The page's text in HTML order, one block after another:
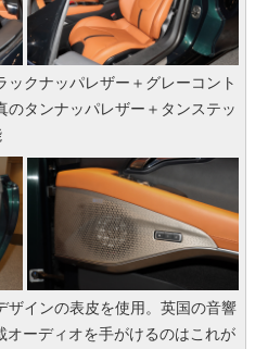
ックナッパレザー＋グレーコント
のタンナッパレザー＋タンステッ
ザインの表皮を使用。英国の音響
オーディオを手がけるのはこれが